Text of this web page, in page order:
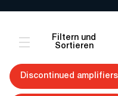
Filtern und
Sortieren
Discontinued amplifiers